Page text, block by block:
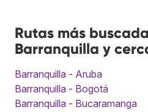
Rutas más
Barranquilla y
Barranquilla - Aruba
Barranquilla - Bogotá
Barranquilla - Bucaramanga